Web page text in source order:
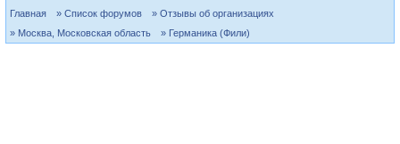
Главная » Список форумов
» Отзывы об организациях
» Москва, Московская область
» Германика (Фили)